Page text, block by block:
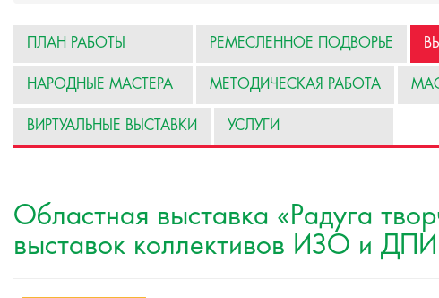
ПЛАН РАБОТЫ РЕМЕСЛЕННОЕ ПОДВОРЬЕ
НАРОДНЫЕ МАСТЕРА МЕТОДИЧЕСКАЯ РАБОТА
ВИРТУАЛЬНЫЕ ВЫСТАВКИ УСЛУГИ
Областная выставка «Радуга
выставок коллективов ИЗО и